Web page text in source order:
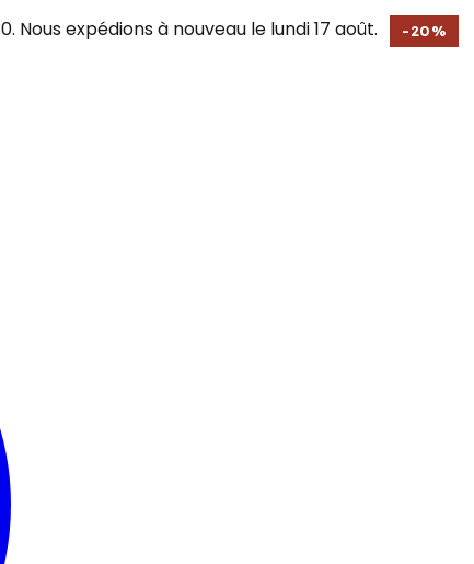
expédions à nouveau le lundi 17 août.
- 20 %